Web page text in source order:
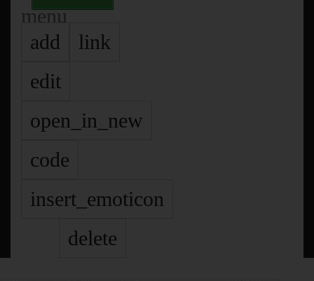
menu
add
link
edit
open_in_new
code
insert_emoticon
delete